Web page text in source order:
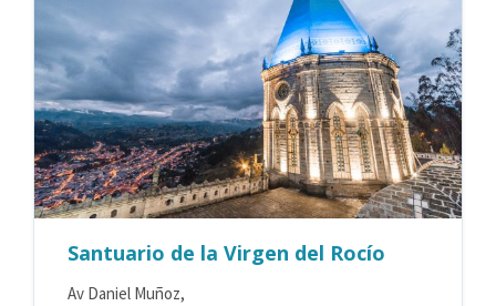
Santuario de la Virgen del Rocío
Av Daniel Muñoz,